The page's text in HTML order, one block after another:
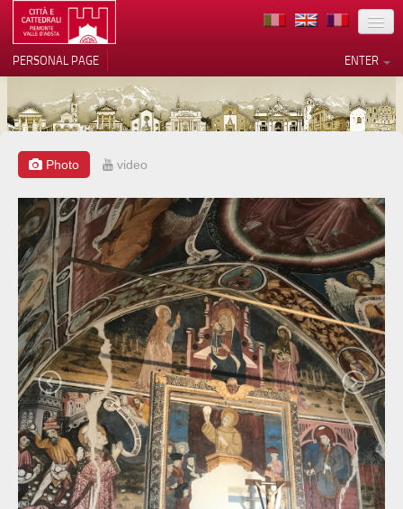
LOCATION
ARCHITECTURE
MUSEUMS
ITINERARIES
EVENTS
HOST
VOLUNTEERS
CONTACTS
PRESS
ENTER
PERSONAL PAGE
Photo video
Notice at collection
Your Privacy Choices